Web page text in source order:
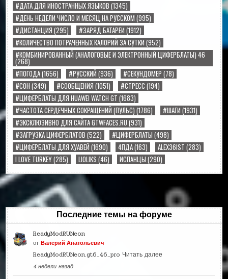
#ДАТА ДЛЯ ИНОСТРАННЫХ ЯЗЫКОВ (1345)
#ДЕНЬ НЕДЕЛИ ЧИСЛО И МЕСЯЦ НА РУССКОМ (995)
#ДИСТАНЦИЯ (295) #ЗАРЯД БАТАРЕИ (1912)
#КОЛИЧЕСТВО ПОТРАЧЕННЫХ КАЛОРИЙ ЗА СУТКИ (952)
#КОМБИНИРОВАННЫЙ (АНАЛОГОВЫЕ И ЭЛЕКТРОННЫЙ ЦИФЕРБЛАТЫ) 46
(268)
#ПОГОДА(1656) #РУССКИЙ (936) #СЕКУНДОМЕР (78)
#СОН (349) #СООБЩЕНИЯ (1051) #СТРЕСС (194)
#ЦИФЕРБЛАТЫ ДЛЯ HUAWEI WATCH GT (1683)
#ЧАСТОТА СЕРДЕЧНЫХ СОКРАЩЕНИЙ (ПУЛЬС) (1786) #ШАГИ (1931)
#ЭКСКЛЮЗИВНО ДЛЯ САЙТА GTWFACES.RU (931)
#ЗАГРУЗКА ЦИФЕРБЛАТОВ (522) #ЦИФЕРБЛАТЫ (498)
#ЦИФЕРБЛАТЫ ДЛЯ ХУАВЕЙ (1690) 4ПДА(163) ALEX36IST (283)
I LOVE TURKEY(285) LIOLIKS (46) ИСПАНЦЫ (290)
Последние темы на форуме
ReadyModRUNeon
отВалерий Анатольевич
ReadyModRUNeon.gt6_46_pro Читать далее
4 недели назад